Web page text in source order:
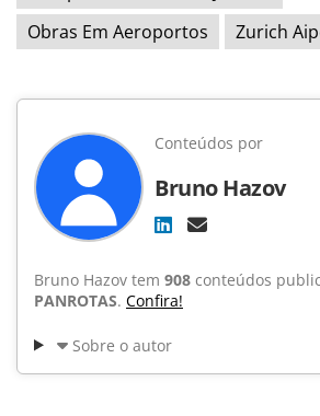
Obras Em Aeroportos
Zurich
Conteúdos por
Bruno Hazov
Bruno Hazov tem 908 conteúdos
PANROTAS. Confira!
Sobre o autor